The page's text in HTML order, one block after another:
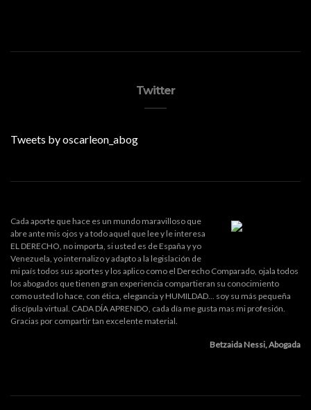
Twitter
Tweets by oscarleon_abog
Cada aporte que hace es un mundo maravilloso que
abre ante mis ojos y a todo aquel que lee y le interesa
EL DERECHO, no importa, si usted es de España y yo
Venezuela, yo internalizo y adapto a la legislación de
mi país todos sus aportes y los aplico como el Derecho Comparado, ojala todos
los abogados que tienen gran experiencia compartieran su conocimiento
como usted lo hace, con ética, elegancia y HUMILDAD... soy su más pequeña
discípula virtual. CADA DÍA APRENDO, cada día me gusta mas mi profesión.
Gracias por compartir tan excelente material.
Betzaida Nessi, Abogada